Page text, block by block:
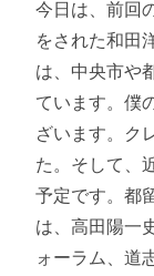
今日は、前回
をされた和田
は、中央市や
ています。僕
ざいます。ク
た。そして、
予定です。都
は、高田陽一
ォーラム、道